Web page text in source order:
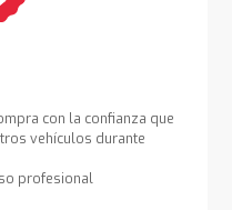
con la confianza que
vehículos durante
profesional